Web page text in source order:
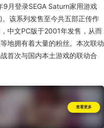
月登录SEGA Saturn家用游戏
该系列发售至今共五部正传作
中文PC版于2001年发售，从而
地拥有着大量的粉丝。本次联动
首次与国内本土游戏的联动合
查看更多